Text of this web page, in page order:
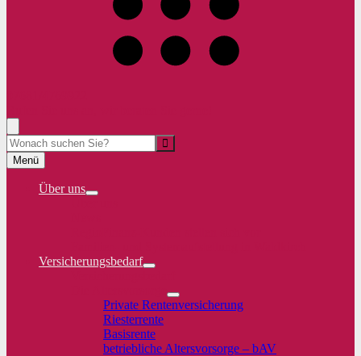
Menü
Über uns
Versicherungsbedarf
Private Rentenversicherung
Riesterrente
Basisrente
betriebliche Altersvorsorge – bAV